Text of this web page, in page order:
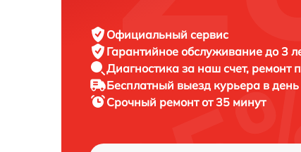
Официальный сервис
Гарантийное обслуживание до 3
Диагностика за наш счет, ремонт
Бесплатный выезд курьера в
Срочный ремонтот 35 минут